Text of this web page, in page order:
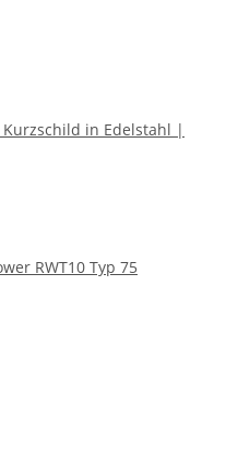
in Edelstahl |